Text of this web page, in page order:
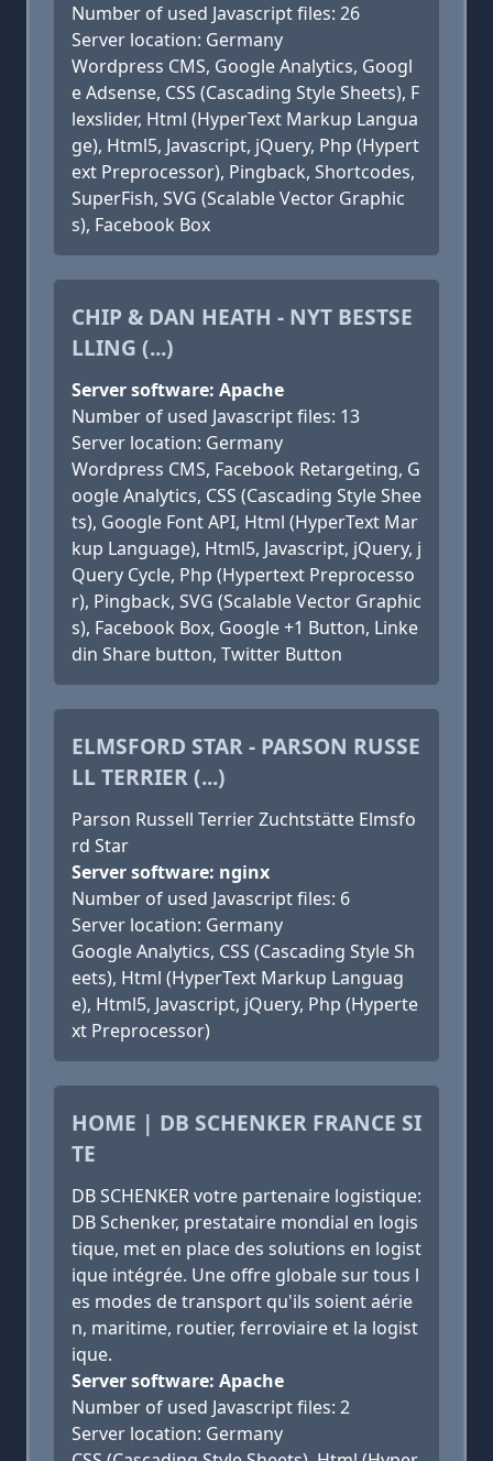
Number of used Javascript files: 26
Server location: Germany
Wordpress CMS, Google Analytics, Googl
e Adsense, CSS (Cascading Style Sheets), F
lexslider, Html (HyperText Markup Langua
ge), Html5, Javascript, jQuery, Php (Hypert
ext Preprocessor), Pingback, Shortcodes,
SuperFish, SVG (Scalable Vector Graphic
s), Facebook Box
CHIP & DAN HEATH - NYT BESTSE
LLING (...)
Server software: Apache
Number of used Javascript files: 13
Server location: Germany
Wordpress CMS, Facebook Retargeting, G
oogle Analytics, CSS (Cascading Style Shee
ts), Google Font API, Html (HyperText Mar
kup Language), Html5, Javascript, jQuery, j
Query Cycle, Php (Hypertext Preprocesso
r), Pingback, SVG (Scalable Vector Graphic
s), Facebook Box, Google +1 Button, Linke
din Share button, Twitter Button
ELMSFORD STAR - PARSON RUSSE
LL TERRIER (...)
Parson Russell Terrier Zuchtstätte Elmsfo
rd Star
Server software: nginx
Number of used Javascript files: 6
Server location: Germany
Google Analytics, CSS (Cascading Style Sh
eets), Html (HyperText Markup Languag
e), Html5, Javascript, jQuery, Php (Hyperte
xt Preprocessor)
HOME | DB SCHENKER FRANCE SI
TE
DB SCHENKER votre partenaire logistique:
DB Schenker, prestataire mondial en logis
tique, met en place des solutions en logist
ique intégrée. Une offre globale sur tous l
es modes de transport qu'ils soient aérie
n, maritime, routier, ferroviaire et la logist
ique.
Server software: Apache
Number of used Javascript files: 2
Server location: Germany